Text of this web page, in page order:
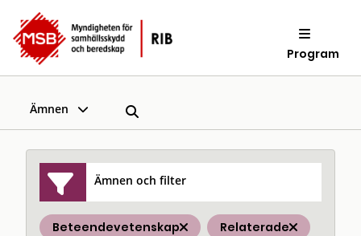
Program
Ämnen
Ämnen och filter
Beteendevetenskap Relaterade